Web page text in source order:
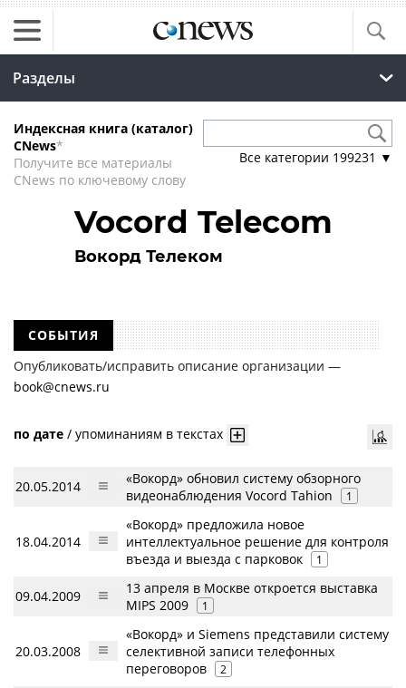
Разделы
Индексная книга (каталог)
CNews*
Получите все материалы
CNews по ключевому слову
Все категории 199231 ▼
Vocord Telecom
Вокорд Телеком
СОБЫТИЯ
Опубликовать/исправить описание организации —
book@cnews.ru
по дате / упоминаниям в текстах
20.05.2014
«Вокорд» обновил систему обзорного
видеонаблюдения Vocord Tahion
1
18.04.2014
«Вокорд» предложила новое
интеллектуальное решение для контроля
въезда и выезда с парковок
1
09.04.2009
13 апреля в Москве откроется выставка
MIPS 2009
1
20.03.2008
«Вокорд» и Siemens представили систему
селективной записи телефонных
переговоров
2